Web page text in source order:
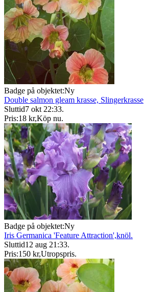
Badge på objektet:Ny
Double salmon gleam krasse, Slingerkrasse
Sluttid7 okt 22:33.
Pris:18 kr,Köp nu.
Badge på objektet:Ny
Iris Germanica 'Feature Attraction',knöl.
Sluttid12 aug 21:33.
Pris:150 kr,Utropspris.